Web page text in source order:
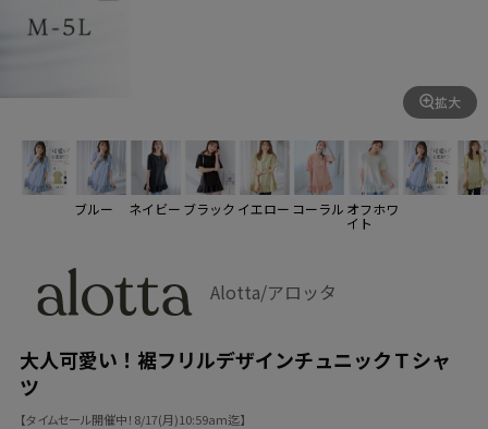
拡大
ブルー ネイビー ブラック イエロー コーラル オフホワ
イト
Alotta/アロッタ
大人可愛い！裾フリルデザインチュニックＴシャ
ツ
【タイムセール開催中！8/17(月)10:59am迄】